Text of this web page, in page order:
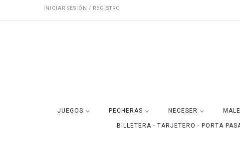
INICIAR SESIÓN / REGISTRO
JUEGOS PECHERAS NECESER
BILLETERA - TARJETERO - PORTA